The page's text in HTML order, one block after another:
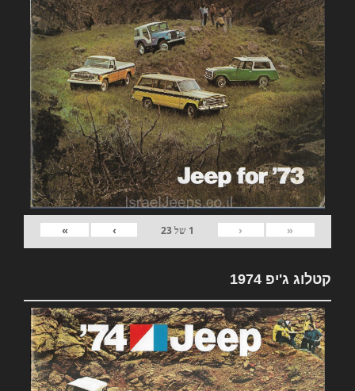
«
‹
1 של23
›
»
קטלוג ג'יפ 1974